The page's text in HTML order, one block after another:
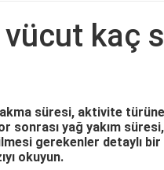
kaç
süresi, aktivite
sonrası yağ yakım
gerekenler detaylı bir
okuyun.